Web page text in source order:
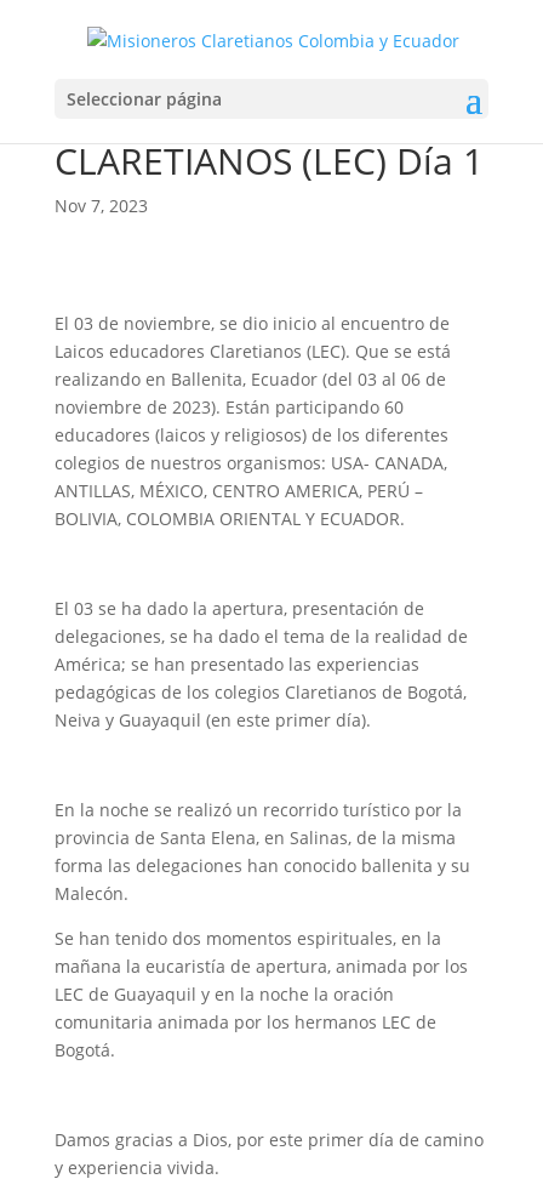
Seleccionar página
ENCUENTRO DE LAICOS
EDUCADORES
CLARETIANOS (LEC) Día 1
Nov 7, 2023
El 03 de noviembre, se dio inicio al encuentro de
Laicos educadores Claretianos (LEC). Que se está
realizando en Ballenita, Ecuador (del 03 al 06 de
noviembre de 2023). Están participando 60
educadores (laicos y religiosos) de los diferentes
colegios de nuestros organismos: USA- CANADA,
ANTILLAS, MÉXICO, CENTRO AMERICA, PERÚ –
BOLIVIA, COLOMBIA ORIENTAL Y ECUADOR.
El 03 se ha dado la apertura, presentación de
delegaciones, se ha dado el tema de la realidad de
América; se han presentado las experiencias
pedagógicas de los colegios Claretianos de Bogotá,
Neiva y Guayaquil (en este primer día).
En la noche se realizó un recorrido turístico por la
provincia de Santa Elena, en Salinas, de la misma
forma las delegaciones han conocido ballenita y su
Malecón.
Se han tenido dos momentos espirituales, en la
mañana la eucaristía de apertura, animada por los
LEC de Guayaquil y en la noche la oración
comunitaria animada por los hermanos LEC de
Bogotá.
Damos gracias a Dios, por este primer día de camino
y experiencia vivida.